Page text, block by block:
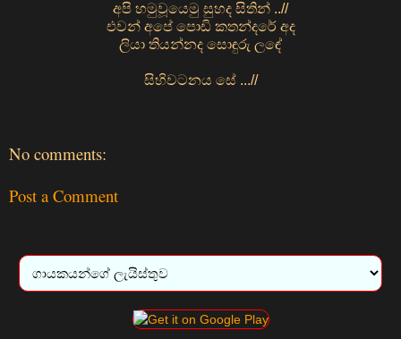
අපි හමුවූයෙමු සුහද සිතින් ..//
එවන් අපේ පොඩි කතන්දරේ අද
ලියා තියන්නද සොඳුරු ලඳේ
සිහිවටනය සේ ...//
No comments:
Post a Comment